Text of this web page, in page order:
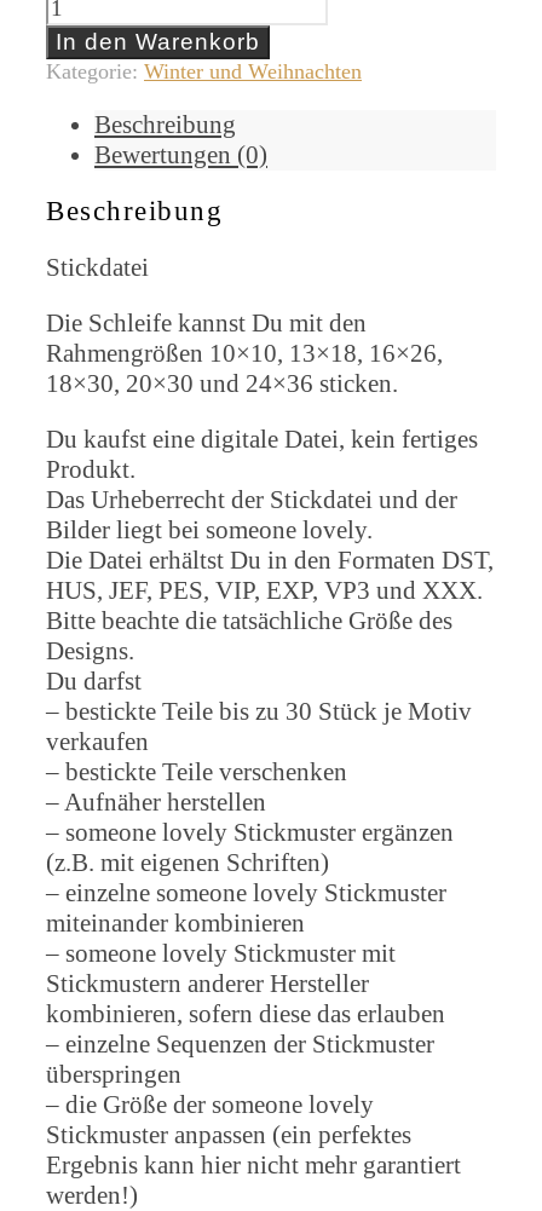
In den Warenkorb
Kategorie: Winter und Weihnachten
Beschreibung
Bewertungen (0)
Beschreibung
Stickdatei
Die Schleife kannst Du mit den
Rahmengrößen 10×10, 13×18, 16×26,
18×30, 20×30 und 24×36 sticken.
Du kaufst eine digitale Datei, kein fertiges
Produkt.
Das Urheberrecht der Stickdatei und der
Bilder liegt bei someone lovely.
Die Datei erhältst Du in den Formaten DST,
HUS, JEF, PES, VIP, EXP, VP3 und XXX.
Bitte beachte die tatsächliche Größe des
Designs.
Du darfst
– bestickte Teile bis zu 30 Stück je Motiv
verkaufen
– bestickte Teile verschenken
– Aufnäher herstellen
– someone lovely Stickmuster ergänzen
(z.B. mit eigenen Schriften)
– einzelne someone lovely Stickmuster
miteinander kombinieren
– someone lovely Stickmuster mit
Stickmustern anderer Hersteller
kombinieren, sofern diese das erlauben
– einzelne Sequenzen der Stickmuster
überspringen
– die Größe der someone lovely
Stickmuster anpassen (ein perfektes
Ergebnis kann hier nicht mehr garantiert
werden!)